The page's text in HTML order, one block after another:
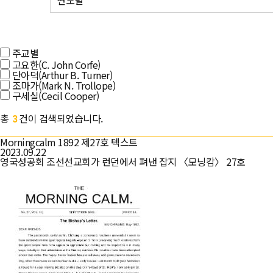
주교별
고요한(C. John Corfe)
단아덕(Arthur B. Turner)
조마가(Mark N. Trollope)
구세실(Cecil Cooper)
총 3건이 검색되었습니다.
Morningcalm 1892 제27호 텍스트
2023.09.22
영국성공회 조선선교회가 런던에서 펴낸 잡지 〈모닝캄〉 27호